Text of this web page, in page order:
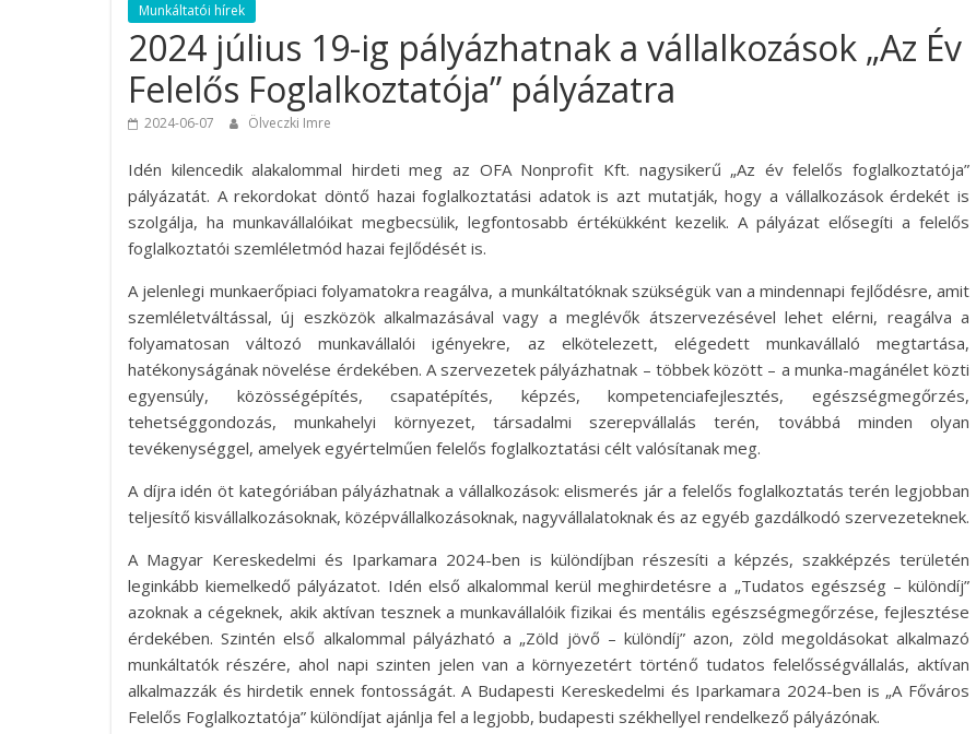
Munkáltatói hírek
2024 július 19-ig pályázhatnak a vállalkozások „Az Év
Felelős Foglalkoztatója” pályázatra
2024-06-07 Ölveczki Imre
Idén kilencedik alakalommal hirdeti meg az OFA Nonprofit Kft. nagysikerű „Az év felelős foglalkoztatója”
pályázatát. A rekordokat döntő hazai foglalkoztatási adatok is azt mutatják, hogy a vállalkozások érdekét is
szolgálja, ha munkavállalóikat megbecsülik, legfontosabb értékükként kezelik. A pályázat elősegíti a felelős
foglalkoztatói szemléletmód hazai fejlődését is.
A jelenlegi munkaerőpiaci folyamatokra reagálva, a munkáltatóknak szükségük van a mindennapi fejlődésre, amit
szemléletváltással, új eszközök alkalmazásával vagy a meglévők átszervezésével lehet elérni, reagálva a
folyamatosan változó munkavállalói igényekre, az elkötelezett, elégedett munkavállaló megtartása,
hatékonyságának növelése érdekében. A szervezetek pályázhatnak – többek között – a munka-magánélet közti
egyensúly, közösségépítés, csapatépítés, képzés, kompetenciafejlesztés, egészségmegőrzés,
tehetséggondozás, munkahelyi környezet, társadalmi szerepvállalás terén, továbbá minden olyan
tevékenységgel, amelyek egyértelműen felelős foglalkoztatási célt valósítanak meg.
A díjra idén öt kategóriában pályázhatnak a vállalkozások: elismerés jár a felelős foglalkoztatás terén legjobban
teljesítő kisvállalkozásoknak, középvállalkozásoknak, nagyvállalatoknak és az egyéb gazdálkodó szervezeteknek.
A Magyar Kereskedelmi és Iparkamara 2024-ben is különdíjban részesíti a képzés, szakképzés területén
leginkább kiemelkedő pályázatot. Idén első alkalommal kerül meghirdetésre a „Tudatos egészség – különdíj”
azoknak a cégeknek, akik aktívan tesznek a munkavállalóik fizikai és mentális egészségmegőrzése, fejlesztése
érdekében. Szintén első alkalommal pályázható a „Zöld jövő – különdíj” azon, zöld megoldásokat alkalmazó
munkáltatók részére, ahol napi szinten jelen van a környezetért történő tudatos felelősségvállalás, aktívan
alkalmazzák és hirdetik ennek fontosságát. A Budapesti Kereskedelmi és Iparkamara 2024-ben is „A Főváros
Felelős Foglalkoztatója” különdíjat ajánlja fel a legjobb, budapesti székhellyel rendelkező pályázónak.